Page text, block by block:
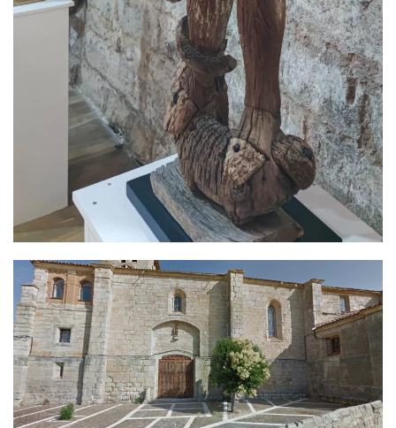
Ver más